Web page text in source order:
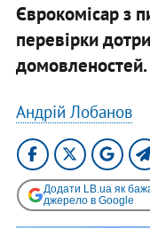
Єврокомісар з
перевірки
домовленостей.
Андрій Лобанов
Додати LB.ua як
джерело в Google